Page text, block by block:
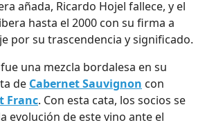
añada, Ricardo Hojel fallece, y el
hasta el 2000 con su firma a
por su trascendencia y significado.
una mezcla bordalesa en su
de Cabernet Sauvignon con
Franc. Con esta cata, los socios se
evolución de este vino ante el